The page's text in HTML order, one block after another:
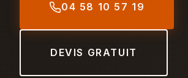
04 58 10 57 19
DEVIS GRATUIT